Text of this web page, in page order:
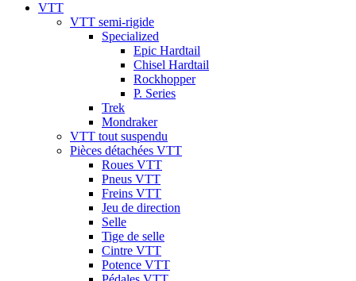
VTT
VTT semi-rigide
Specialized
Epic Hardtail
Chisel Hardtail
Rockhopper
P. Series
Trek
Mondraker
VTT tout suspendu
Pièces détachées VTT
Roues VTT
Pneus VTT
Freins VTT
Jeu de direction
Selle
Tige de selle
Cintre VTT
Potence VTT